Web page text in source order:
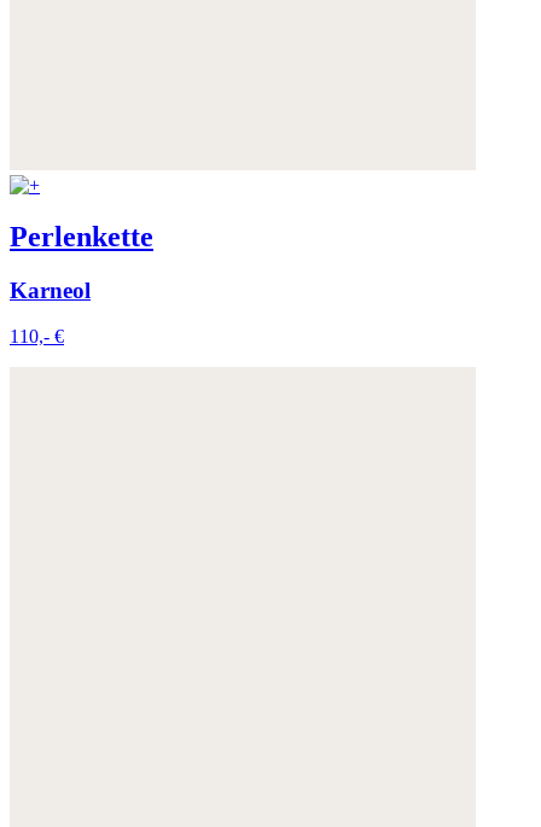
Perlenkette
Karneol
110,- €